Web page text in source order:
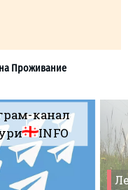
канал
INFO